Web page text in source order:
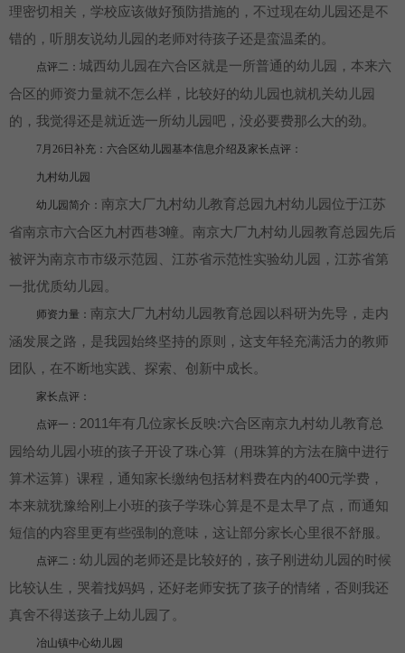
理密切相关，学校应该做好预防措施的，不过现在幼儿园还是不
错的，听朋友说幼儿园的老师对待孩子还是蛮温柔的。
点评二： 城西幼儿园在六合区就是一所普通的幼儿园，本来六
合区的师资力量就不怎么样，比较好的幼儿园也就机关幼儿园
的，我觉得还是就近选一所幼儿园吧，没必要费那么大的劲。
7月26日补充：六合区幼儿园基本信息介绍及家长点评：
九村幼儿园
幼儿园简介： 南京大厂九村幼儿教育总园九村幼儿园位于江苏
省南京市六合区九村西巷3幢。南京大厂九村幼儿园教育总园先后
被评为南京市市级示范园、江苏省示范性实验幼儿园，江苏省第
一批优质幼儿园。
师资力量： 南京大厂九村幼儿园教育总园以科研为先导，走内
涵发展之路，是我园始终坚持的原则，这支年轻充满活力的教师
团队，在不断地实践、探索、创新中成长。
家长点评：
点评一： 2011年有几位家长反映:六合区南京九村幼儿教育总
园给幼儿园小班的孩子开设了珠心算（用珠算的方法在脑中进行
算术运算）课程，通知家长缴纳包括材料费在内的400元学费，
本来就犹豫给刚上小班的孩子学珠心算是不是太早了点，而通知
短信的内容里更有些强制的意味，这让部分家长心里很不舒服。
点评二： 幼儿园的老师还是比较好的，孩子刚进幼儿园的时候
比较认生，哭着找妈妈，还好老师安抚了孩子的情绪，否则我还
真舍不得送孩子上幼儿园了。
冶山镇中心幼儿园